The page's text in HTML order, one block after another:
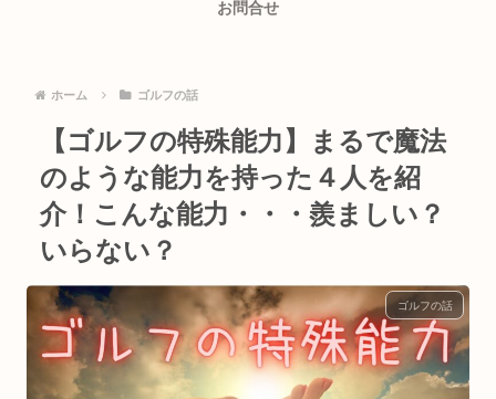
お問合せ
ホーム ゴルフの話
【ゴルフの特殊能力】まるで魔法
のような能力を持った４人を紹
介！こんな能力・・・羨ましい？
いらない？
ゴルフの話